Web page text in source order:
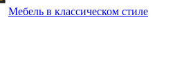
Мебель в классическом стиле